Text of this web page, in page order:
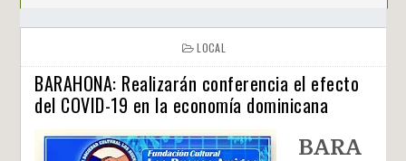
LOCAL
BARAHONA: Realizarán conferencia el efecto
del COVID-19 en la economía dominicana
BARA